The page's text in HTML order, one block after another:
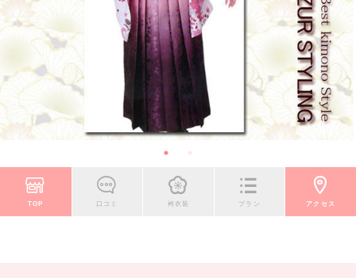
TOP 口コミ 袴衣装 プラン アクセス